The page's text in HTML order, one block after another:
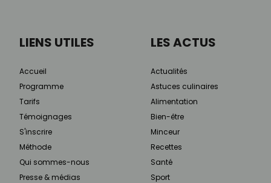
LIENS UTILES
Accueil
Programme
Tarifs
Témoignages
S'inscrire
Méthode
Qui sommes-nous
Presse & médias
LES ACTUS
Actualités
Astuces culinaires
Alimentation
Bien-être
Minceur
Recettes
Santé
Sport